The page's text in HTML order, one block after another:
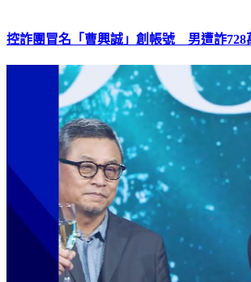
控詐團冒名「曹興誠」創帳號 男遭詐728